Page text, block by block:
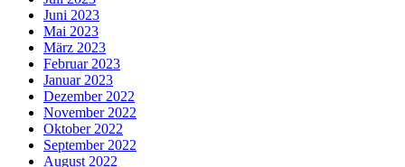
Juni 2023
Mai 2023
März 2023
Februar 2023
Januar 2023
Dezember 2022
November 2022
Oktober 2022
September 2022
August 2022